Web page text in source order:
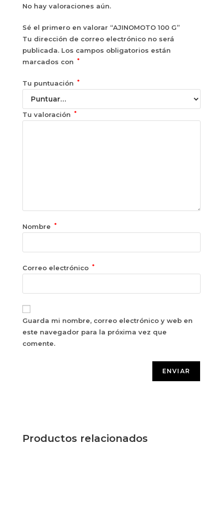
No hay valoraciones aún.
Sé el primero en valorar “AJINOMOTO 100 G”
Tu dirección de correo electrónico no será
publicada. Los campos obligatorios están
marcados con
*
Tu puntuación *
Tu valoración *
Nombre *
Correo electrónico *
Guarda mi nombre, correo electrónico y web en
este navegador para la próxima vez que
comente.
Productos relacionados